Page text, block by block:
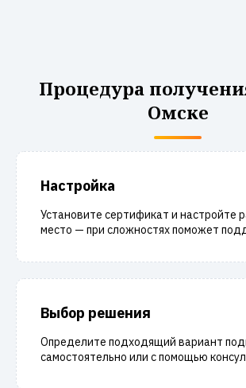
Процедура
Омске
Настройка
Установите сертификат и настройте
место — при сложностях поможет
Выбор решения
Определите подходящий вариант
самостоятельно или с помощью